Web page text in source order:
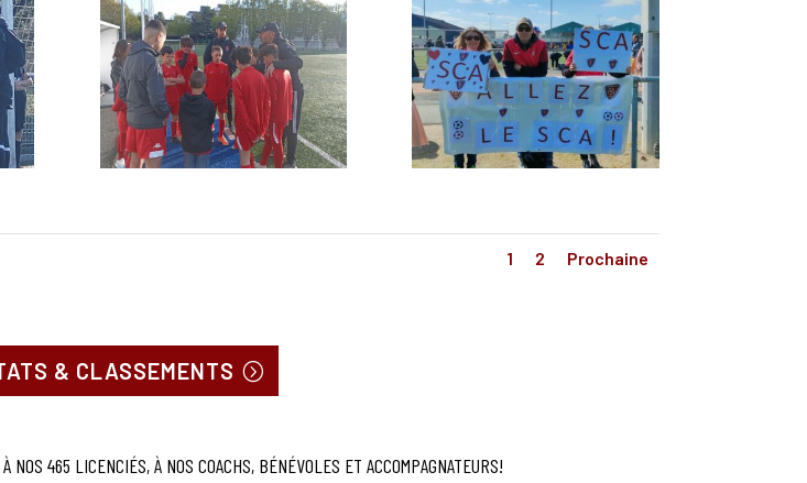
1 2 Prochaine
& CLASSEMENTS
465 LICENCIÉS, À NOS COACHS, BÉNÉVOLES ET ACCOMPAGNATEURS!